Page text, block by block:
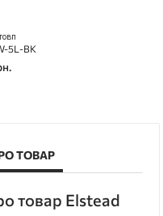
5L-BK
ТОВАР
товар Elstead